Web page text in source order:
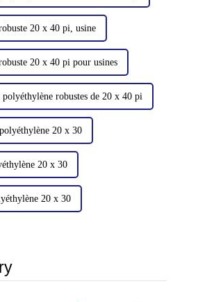
20 x 40 pi, usine
20 x 40 pi pour usines
polyéthylène robustes de 20 x 40 pi
20 x 30
20 x 30
20 x 30